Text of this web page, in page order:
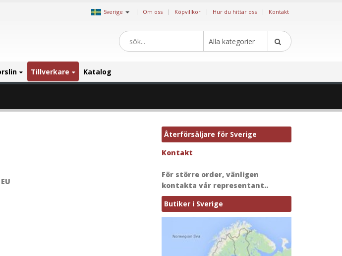
Sverige | Om oss Köpvillkor Hur du hittar oss Kontakt
Alla kategorier
Tillverkare Katalog
Återförsäljare för Sverige
Kontakt
För större order, vänligen
kontakta vår representant..
Butiker i Sverige